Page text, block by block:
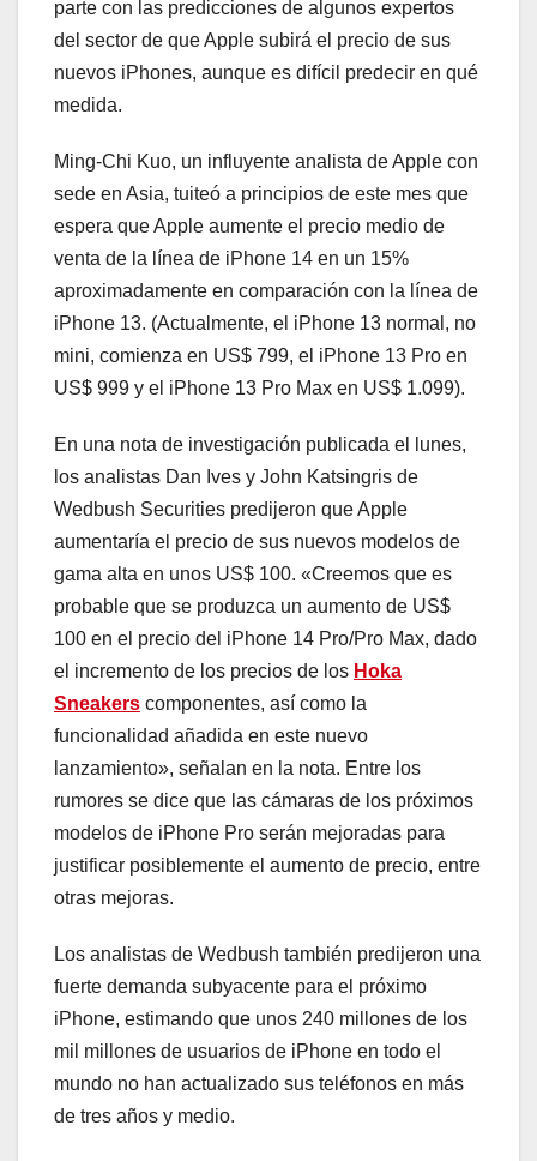
parte con las predicciones de algunos expertos
del sector de que Apple subirá el precio de sus
nuevos iPhones, aunque es difícil predecir en qué
medida.
Ming-Chi Kuo, un influyente analista de Apple con
sede en Asia, tuiteó a principios de este mes que
espera que Apple aumente el precio medio de
venta de la línea de iPhone 14 en un 15%
aproximadamente en comparación con la línea de
iPhone 13. (Actualmente, el iPhone 13 normal, no
mini, comienza en US$ 799, el iPhone 13 Pro en
US$ 999 y el iPhone 13 Pro Max en US$ 1.099).
En una nota de investigación publicada el lunes,
los analistas Dan Ives y John Katsingris de
Wedbush Securities predijeron que Apple
aumentaría el precio de sus nuevos modelos de
gama alta en unos US$ 100. «Creemos que es
probable que se produzca un aumento de US$
100 en el precio del iPhone 14 Pro/Pro Max, dado
el incremento de los precios de los Hoka
Sneakers componentes, así como la
funcionalidad añadida en este nuevo
lanzamiento», señalan en la nota. Entre los
rumores se dice que las cámaras de los próximos
modelos de iPhone Pro serán mejoradas para
justificar posiblemente el aumento de precio, entre
otras mejoras.
Los analistas de Wedbush también predijeron una
fuerte demanda subyacente para el próximo
iPhone, estimando que unos 240 millones de los
mil millones de usuarios de iPhone en todo el
mundo no han actualizado sus teléfonos en más
de tres años y medio.